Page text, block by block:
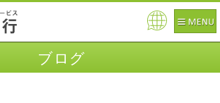
ブログ